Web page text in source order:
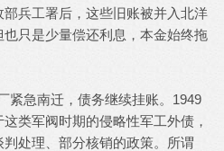
兵工署后，这些旧账被并入北洋
只是少量偿还利息，本金始终拖
紧急南迁，债务继续挂账。1949
类军阀时期的侵略性军工外债，
处理、部分核销的政策。所谓